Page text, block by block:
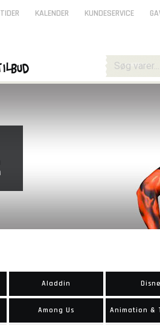
Aladdin
Among Us Animation &
KALENDER KUNDESERVICE